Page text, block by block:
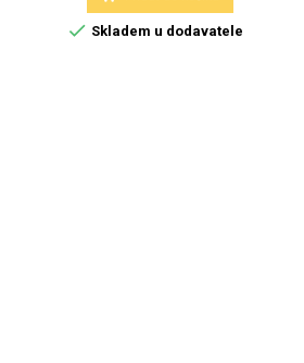
 Skladem u dodavatele